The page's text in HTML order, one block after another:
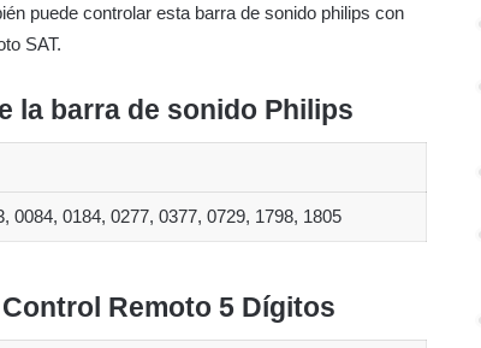
puede controlar esta barra de sonido philips con
SAT.
la barra de sonido Philips
0084, 0184, 0277, 0377, 0729, 1798, 1805
Remoto 5 Dígitos